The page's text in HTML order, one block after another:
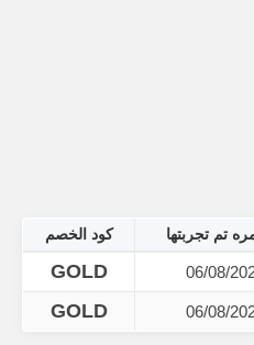
تم تجربتها كود الخصم
06/08/
GOLD
06/08/
GOLD